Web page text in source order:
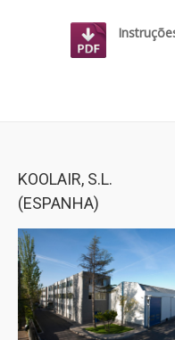
KOOLAIR, S.L.
(ESPANHA)